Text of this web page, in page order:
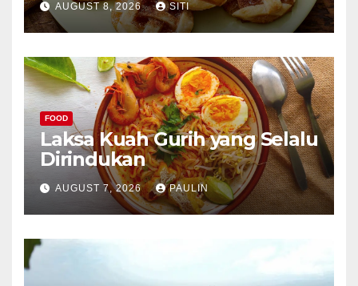
AUGUST 8, 2026 SITI
FOOD
Laksa Kuah Gurih yang Selalu
Dirindukan
AUGUST 7, 2026 PAULIN